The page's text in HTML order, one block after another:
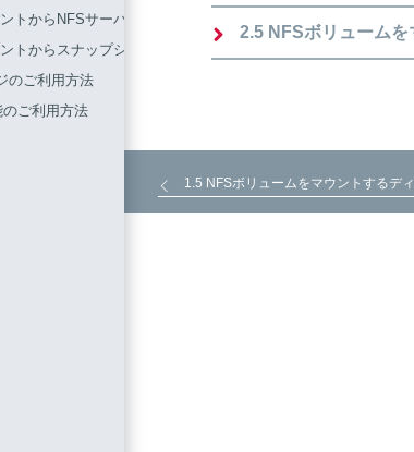
2.5 NFSボリューム
1.5 NFSボリュームをマウントするデ
トからNFSサーバを利用する方法
トからスナップショット機能を利用する方法
のご利用方法
ご利用方法